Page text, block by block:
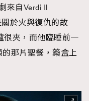
來自Verdi Il
關於火與復仇的故
很夾，而他臨睡前一
那片聖餐，藥盒上